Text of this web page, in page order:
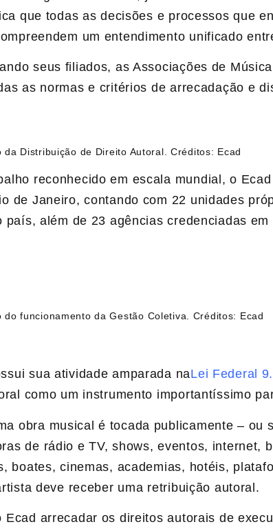
que todas as decisões e processos que
um entendimento unificado
seus filiados, as Associações de
as normas e critérios de arrecadação e
da Distribuição de Direito Autoral. Créditos: Ecad
reconhecido em escala mundial, o
de Janeiro, contando com 22 unidades
país, além de​ 23​​ agências credenc​iadas
do funcionamento da Gestão Coletiva. Créditos: Ecad
sua atividade amparada naLei Federal
como um instrumento importantíssimo
obra musical é tocada publicamente – ou
de rádio e TV, shows, eventos, internet,
boates, cinemas, academias, hotéis,
deve receber uma retribuição autoral.
Ecad arrecadar os direitos autorais de